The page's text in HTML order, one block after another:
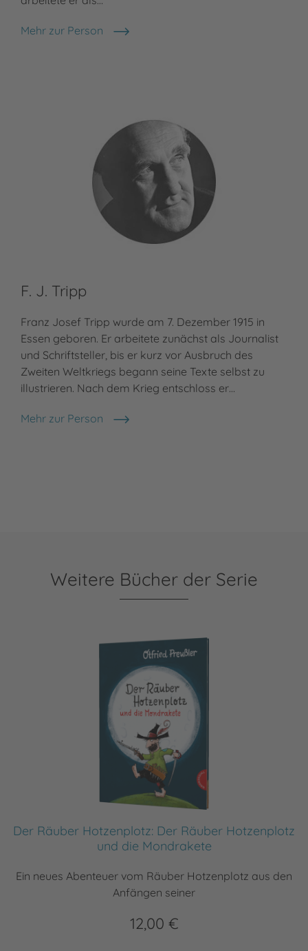
Mehr zur Person
Otfried Preußler
F. J. Tripp
Franz Josef Tripp wurde am 7. Dezember 1915 in
Essen geboren. Er arbeitete zunächst als Journalist
und Schriftsteller, bis er kurz vor Ausbruch des
Zweiten Weltkriegs begann seine Texte selbst zu
illustrieren. Nach dem Krieg entschloss er…
Mehr zur Person
F. J. Tripp
Weitere Bücher der Serie
Der Räuber Hotzenplotz: Der Räuber Hotzenplotz
und die Mondrakete
Ein neues Abenteuer vom Räuber Hotzenplotz aus den
Anfängen seiner
12,00 €